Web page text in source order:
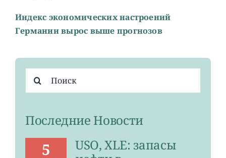
Индекс экономических настроений
Германии вырос выше прогнозов
поиска:
Последние Новости
5
USO, XLE: запасы